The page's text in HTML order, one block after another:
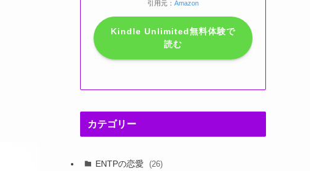
引用元： Amazon
Kindle Unlimited無料体験で
読む
カテゴリー
ENTPの恋愛 (26)